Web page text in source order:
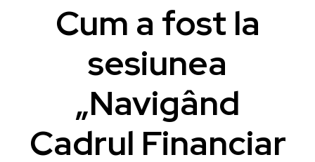
Cum a fost la
sesiunea
„Navigând
Cadrul Financiar